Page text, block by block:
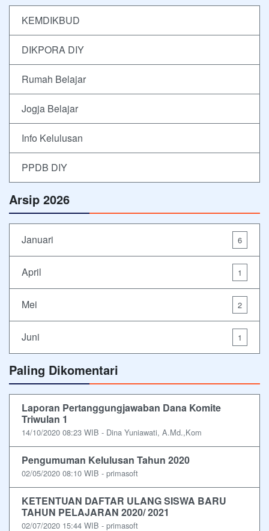
KEMDIKBUD
DIKPORA DIY
Rumah Belajar
Jogja Belajar
Info Kelulusan
PPDB DIY
Arsip 2026
Januari 6
April 1
Mei 2
Juni 1
Paling Dikomentari
Laporan Pertanggungjawaban Dana Komite
Triwulan 1
14/10/2020 08:23 WIB - Dina Yuniawati, A.Md.,Kom
Pengumuman Kelulusan Tahun 2020
02/05/2020 08:10 WIB - primasoft
KETENTUAN DAFTAR ULANG SISWA BARU
TAHUN PELAJARAN 2020/ 2021
02/07/2020 15:44 WIB - primasoft